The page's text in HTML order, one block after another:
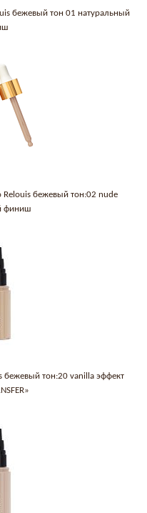
бежевый тон 01 натуральный
бежевый тон:02 nude
финиш
бежевый тон:20 vanilla эффект